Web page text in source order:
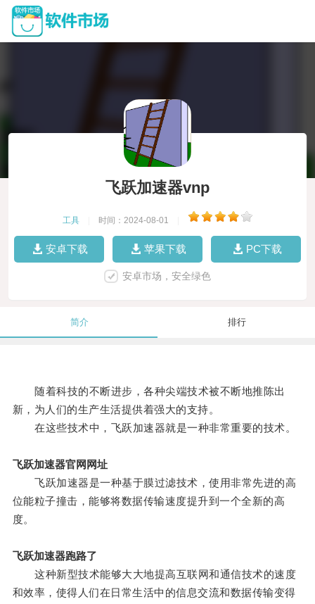
飞跃加速器vnp
工具 时间：2024-08-01
安卓下载 苹果下载 PC下载
安卓市场，安全绿色
简介 排行
随着科技的不断进步，各种尖端技术被不断地推陈出
新，为人们的生产生活提供着强大的支持。
在这些技术中，飞跃加速器就是一种非常重要的技术。
飞跃加速器官网网址
飞跃加速器是一种基于膜过滤技术，使用非常先进的高
位能粒子撞击，能够将数据传输速度提升到一个全新的高
度。
飞跃加速器跑路了
这种新型技术能够大大地提高互联网和通信技术的速度
和效率，使得人们在日常生活中的信息交流和数据传输变得